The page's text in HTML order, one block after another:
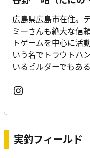
広島県広島市在住。
ミーさんも絶大な信
トゲームを中心に活
いう名でトラウトハ
いるビルダーでもある
Instagram
実釣フィールド